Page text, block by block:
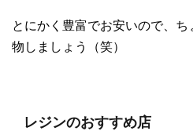
とにかく豊富でお安いので、
物しましょう（笑）
レジンのおすすめ店